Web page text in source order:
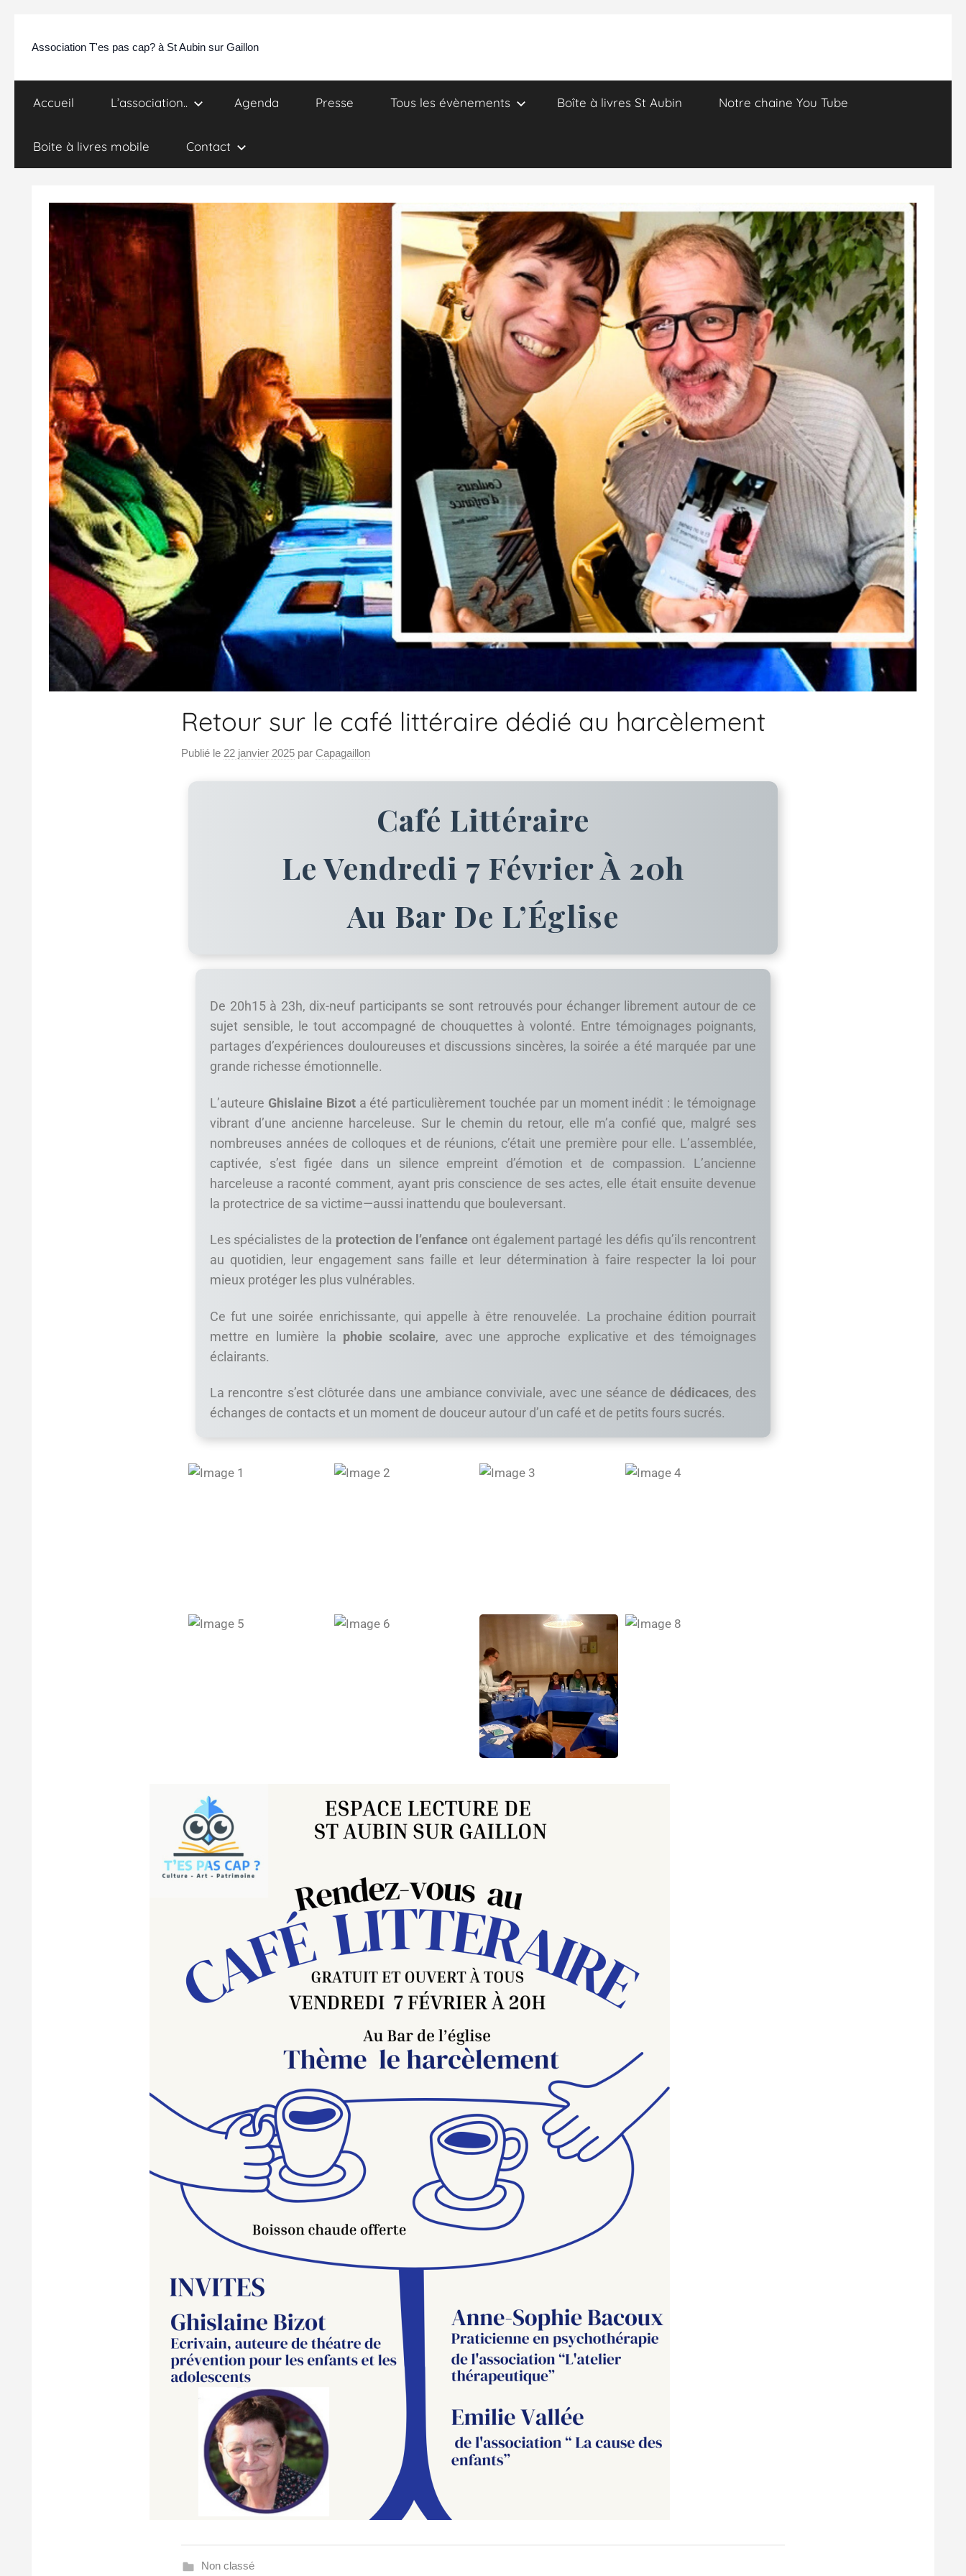
Association T'es pas cap? à St Aubin sur Gaillon
Accueil L’association.. Agenda Presse Tous les évènements Boîte à livres St Aubin Notre chaine You Tube
Boite à livres mobile Contact
Retour sur le café littéraire dédié au harcèlement
Publié le 22 janvier 2025 par Capagaillon
Café Littéraire
Le Vendredi 7 Février À 20h
Au Bar De L’Église
De 20h15 à 23h, dix-neuf participants se sont retrouvés pour échanger librement autour de ce
sujet sensible, le tout accompagné de chouquettes à volonté. Entre témoignages poignants,
partages d’expériences douloureuses et discussions sincères, la soirée a été marquée par une
grande richesse émotionnelle.
L’auteure Ghislaine Bizota été particulièrement touchée par un moment inédit : le témoignage
vibrant d’une ancienne harceleuse. Sur le chemin du retour, elle m’a confié que, malgré ses
nombreuses années de colloques et de réunions, c’était une première pour elle. L’assemblée,
captivée, s’est figée dans un silence empreint d’émotion et de compassion. L’ancienne
harceleuse a raconté comment, ayant pris conscience de ses actes, elle était ensuite devenue
la protectrice de sa victime—aussi inattendu que bouleversant.
Les spécialistes de la protection de l’enfance ont également partagé les défis qu’ils rencontrent
au quotidien, leur engagement sans faille et leur détermination à faire respecter la loi pour
mieux protéger les plus vulnérables.
Ce fut une soirée enrichissante, qui appelle à être renouvelée. La prochaine édition pourrait
mettre en lumière la phobie scolaire, avec une approche explicative et des témoignages
éclairants.
La rencontre s’est clôturée dans une ambiance conviviale, avec une séance de dédicaces, des
échanges de contacts et un moment de douceur autour d’un café et de petits fours sucrés.
Non classé